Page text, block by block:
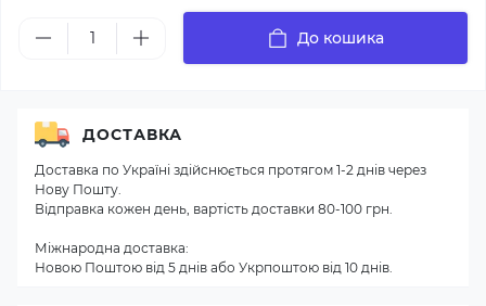
До кошика
ДОСТАВКА
Доставка по Україні здійснюється протягом 1-2 днів через
Нову Пошту.
Відправка кожен день, вартість доставки 80-100 грн.
Міжнародна доставка:
Новою Поштою від 5 днів або Укрпоштою від 10 днів.